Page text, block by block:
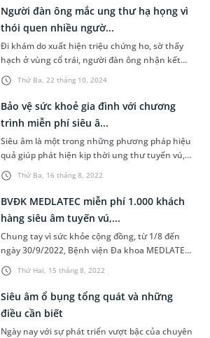
động sâu vào mô cơ thể, phương pháp này
không chỉ giúp giảm đau, chống viêm, mà còn
hỗ trợ quá trình hồi phục sau chấn thương, tai
nạn hoặc phẫu thuật.
Thứ Ba, 22 tháng 10, 2024
Người đàn ông mắc ung thư hạ họng vì
thói quen nhiều ngườ...
Đi khám do xuất hiện triệu chứng ho, sờ thấy
hạch ở vùng cổ trái, người đàn ông nhận kết
quả ung thư hạ họng giai đoạn muộn.
Thứ Ba, 16 tháng 8, 2022
Bảo vệ sức khoẻ gia đình với chương
trình miễn phí siêu â...
Siêu âm là một trong những phương pháp hiệu
quả giúp phát hiện kịp thời ung thư tuyến vú,
tuyến giáp. Với ý nghĩa đó, từ nay đến hết
30/9/2022, khách hàng khi đến thăm khám
trực tiếp tại Bệnh viện Đa khoa MEDLATEC vào
buổi chiều sẽ nhận được ưu đãi siêu âm tuyến
vú hoặc tuyến giáp trị giá 0 đồng, áp dụng vào
tất cả các ngày trong tuần.
Thứ Hai, 15 tháng 8, 2022
BVĐK MEDLATEC miễn phí 1.000 khách
hàng siêu âm tuyến vú,...
Chung tay vì sức khỏe cộng đồng, từ 1/8 đến
ngày 30/9/2022, Bệnh viện Đa khoa MEDLATEC
miễn phí siêu âm tuyến vú hoặc tuyến giáp tại
viện vào buổi chiều, đồng thời giảm 10% phí các
dịch vụ làm thêm khác.
Siêu âm ổ bụng tổng quát và những
điều cần biết
Ngày nay với sự phát triển vượt bậc của chuyên